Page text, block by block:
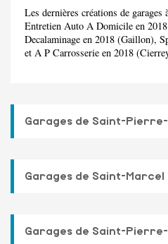
Les dernières créations de
Entretien Auto A Domicile en
Decalaminage en 2018 (Gaillon),
et A P Carrosserie en 2018
Garages de Saint-
Garages de Saint-Marcel
Garages de Saint-